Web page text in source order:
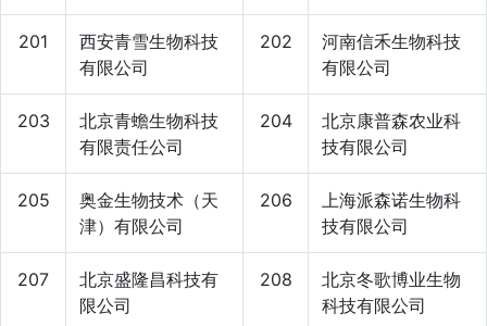
201
西安青雪生物科技
有限公司
202
河南信禾生物科技
有限公司
203
北京青蟾生物科技
有限责任公司
204
北京康普森农业科
技有限公司
205
奥金生物技术（天
津）有限公司
206
上海派森诺生物科
技有限公司
207
北京盛隆昌科技有
限公司
208
北京冬歌博业生物
科技有限公司